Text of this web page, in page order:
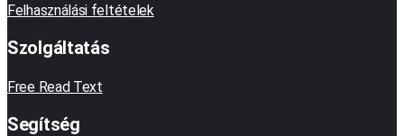
Felhasználási feltételek
Szolgáltatás
Free Read Text
Segítség